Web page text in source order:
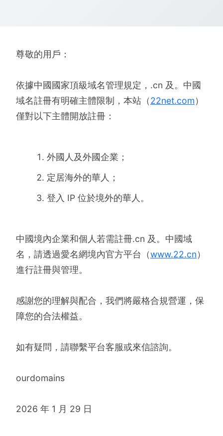
尊敬的用戶：
依據中國國家頂級域名管理規定，.cn 及。中國
域名註冊有明確主體限制，本站（22net.com）
僅對以下主體開放註冊：
外國人及外國企業；
定居海外的華人；
登入 IP 位於境外的華人。
中國境內企業和個人若需註冊.cn 及。中國域
名，請透過愛名網境內官方平台（www.22.cn）
進行註冊與管理。
感謝您的理解與配合，我們將嚴格合規營運，保
障您的合法權益。
如有疑問，請聯繫平台客服或來信諮詢。
ourdomains
2026 年 1 月 29 日